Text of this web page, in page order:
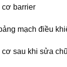
cơ barrier
mạch điều
cơ sau khi sửa